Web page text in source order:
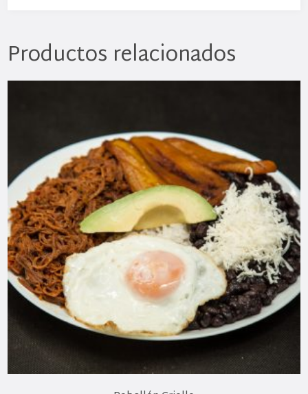
Productos relacionados